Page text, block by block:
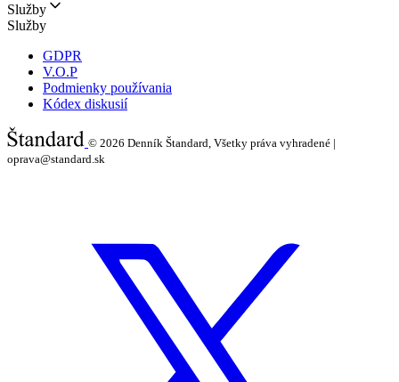
Služby
Služby
GDPR
V.O.P
Podmienky používania
Kódex diskusií
© 2026 Denník Štandard, Všetky práva vyhradené |
oprava@standard.sk